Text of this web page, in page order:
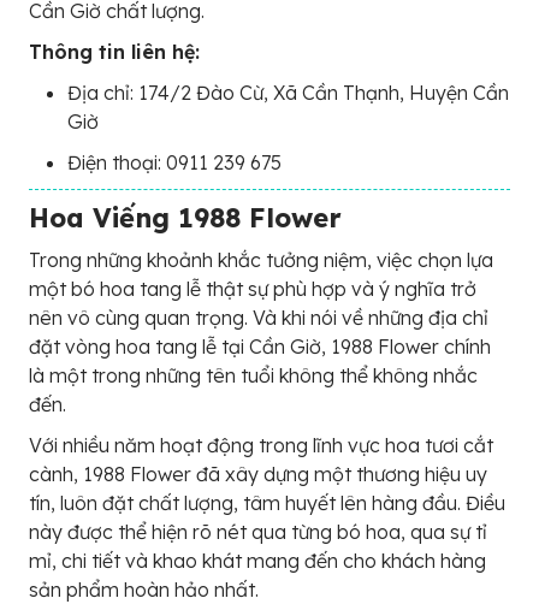
Cần Giờ chất lượng.
Thông tin liên hệ:
Địa chỉ: 174/2 Đào Cừ, Xã Cần Thạnh, Huyện Cần
Giờ
Điện thoại: 0911 239 675
Hoa Viếng 1988 Flower
Trong những khoảnh khắc tưởng niệm, việc chọn lựa
một bó hoa tang lễ thật sự phù hợp và ý nghĩa trở
nên vô cùng quan trọng. Và khi nói về những địa chỉ
đặt vòng hoa tang lễ tại Cần Giờ, 1988 Flower chính
là một trong những tên tuổi không thể không nhắc
đến.
Với nhiều năm hoạt động trong lĩnh vực hoa tươi cắt
cành, 1988 Flower đã xây dựng một thương hiệu uy
tín, luôn đặt chất lượng, tâm huyết lên hàng đầu. Điều
này được thể hiện rõ nét qua từng bó hoa, qua sự tỉ
mỉ, chi tiết và khao khát mang đến cho khách hàng
sản phẩm hoàn hảo nhất.